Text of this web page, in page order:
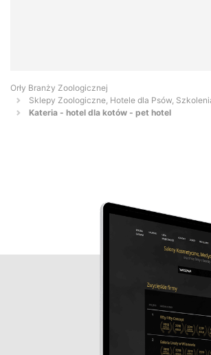
Orły Branży Zoologicznej
Sklepy Zoologiczne, Hotele dla Psów,
Kateria - hotel dla kotów - pet hotel